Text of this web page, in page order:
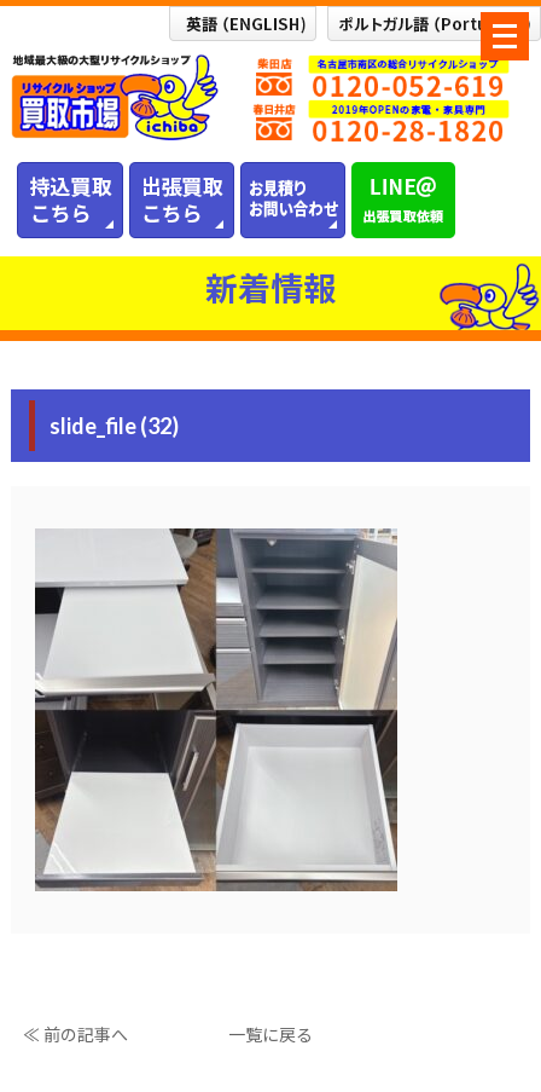
メ
ニ
ュ
ー
新着情報
slide_file (32)
≪ 前の記事へ 一覧に戻る